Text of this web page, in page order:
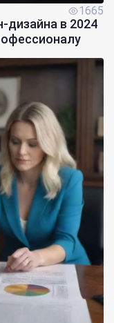
1665
дизайна в 2024